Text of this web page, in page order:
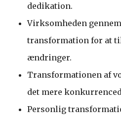
dedikation.
Virksomheden
transformation for at
ændringer.
Transformationen af
det mere
Personlig